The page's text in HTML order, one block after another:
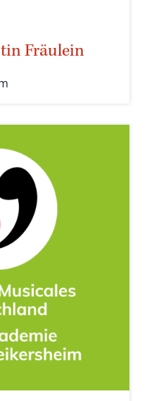
Fräulein